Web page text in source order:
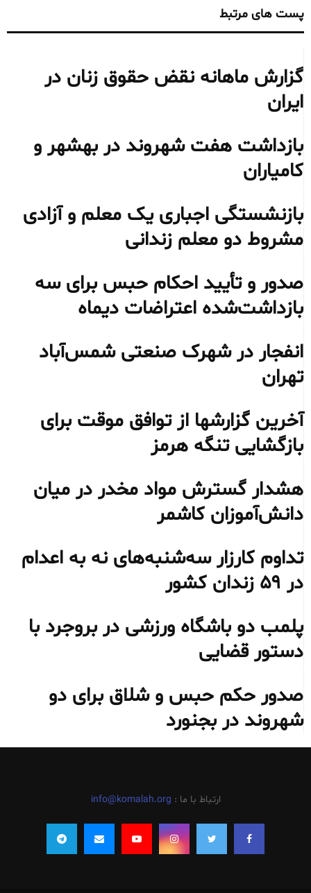
پست های مرتبط
گزارش ماهانه نقض حقوق زنان در
ایران
بازداشت هفت شهروند در بهشهر و
کامیاران
بازنشستگی اجباری یک معلم و آزادی
مشروط دو معلم زندانی
صدور و تأیید احکام حبس برای سه
بازداشت‌شده اعتراضات دیماه
انفجار در شهرک صنعتی شمس‌آباد
تهران
آخرین گزارشها از توافق موقت برای
بازگشایی تنگه هرمز
هشدار گسترش مواد مخدر در میان
دانش‌آموزان کاشمر
تداوم کارزار سه‌شنبه‌های نه به اعدام
در ۵۹ زندان کشور
پلمب دو باشگاه ورزشی در بروجرد با
دستور قضایی
صدور حکم حبس و شلاق برای دو
شهروند در بجنورد
ارتباط با ما : info@komalah.org